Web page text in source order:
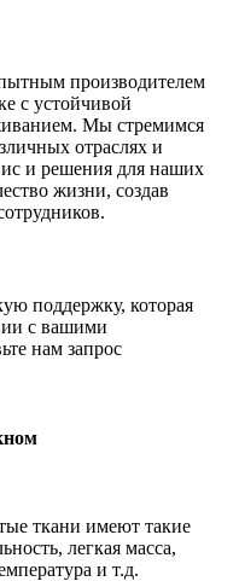
производителем
с устойчивой
Мы стремимся
отраслях и
и решения для наших
жизни, создав
поддержку, которая
с вашими
нам запрос
ткани имеют такие
легкая масса,
и т.д.